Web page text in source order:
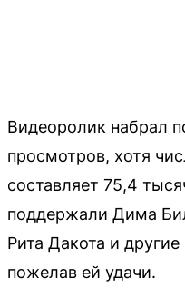
Видеоролик набрал
просмотров, хотя
составляет 75,4
поддержали Дима
Рита Дакота и
пожелав ей удачи.